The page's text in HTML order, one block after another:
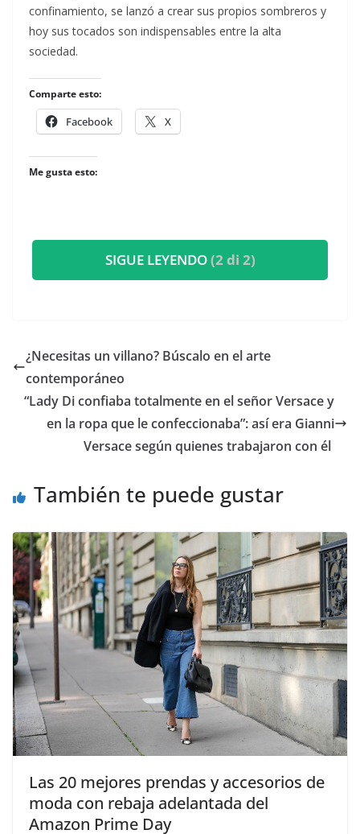
confinamiento, se lanzó a crear sus propios sombreros y
hoy sus tocados son indispensables entre la alta
sociedad.
Comparte esto:
Facebook X
Me gusta esto:
SIGUE LEYENDO(2 di 2)
​¿Necesitas un villano? Búscalo en el arte
contemporáneo
​“Lady Di confiaba totalmente en el señor Versace y
en la ropa que le confeccionaba”: así era Gianni
Versace según quienes trabajaron con él
También te puede gustar
​Las 20 mejores prendas y accesorios de
moda con rebaja adelantada del
Amazon Prime Day